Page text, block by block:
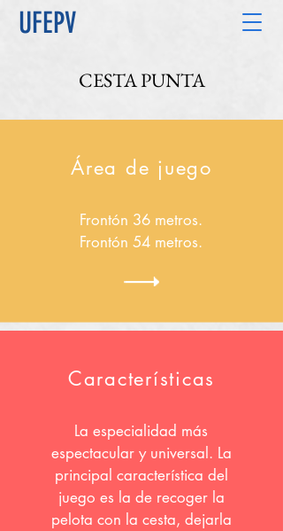
UFEPV
CESTA PUNTA
Área de juego
Frontón 36 metros.
Frontón 54 metros.
Características
La especialidad más
espectacular y universal. La
principal característica del
juego es la de recoger la
pelota con la cesta, dejarla